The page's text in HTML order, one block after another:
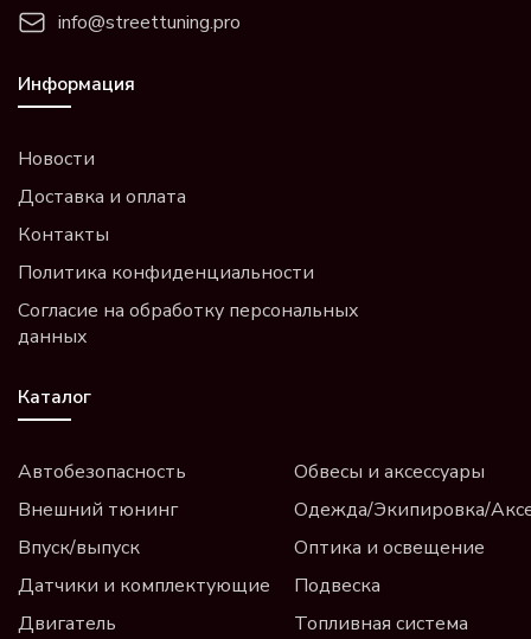
info@streettuning.pro
Информация
Новости
Доставка и оплата
Контакты
Политика конфиденциальности
Согласие на обработку персональных
данных
Каталог
Автобезопасность
Внешний тюнинг
Впуск/выпуск
Датчики и комплектующие
Двигатель
Обвесы и аксессуары
Одежда/Экипировка/
Оптика и освещение
Подвеска
Топливная система